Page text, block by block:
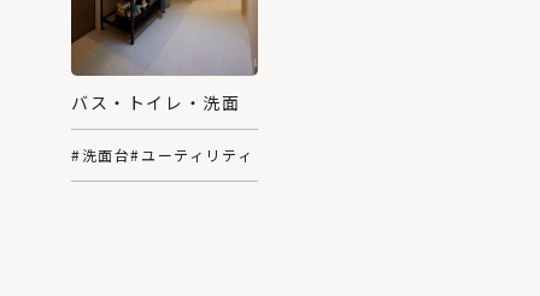
バス・トイレ・洗面
#洗面台#ユーティリティ